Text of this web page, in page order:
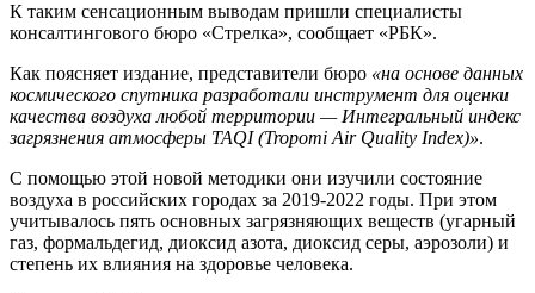
К таким сенсационным выводам пришли специалисты
консалтингового бюро «Стрелка», сообщает «РБК».
Как поясняет издание, представители бюро «на основе данных
космического спутника разработали инструмент для оценки
качества воздуха любой территории — Интегральный индекс
загрязнения атмосферы TAQI (Tropomi Air Quality Indeх)».
С помощью этой новой методики они изучили состояние
воздуха в российских городах за 2019-2022 годы. При этом
учитывалось пять основных загрязняющих веществ (угарный
газ, формальдегид, диоксид азота, диоксид серы, аэрозоли) и
степень их влияния на здоровье человека.